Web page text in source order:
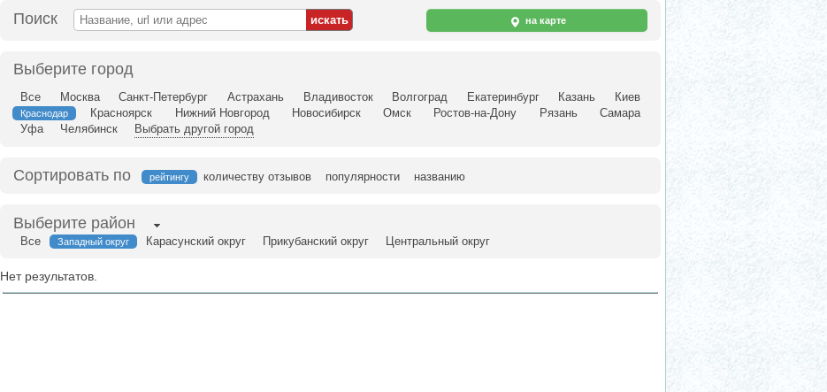
Поиск на карте
Выберите город
Все Москва Санкт-Петербург Астрахань Владивосток Волгоград Екатеринбург Казань Киев
Краснодар Красноярск Нижний Новгород Новосибирск Омск Ростов-на-Дону Рязань
Самара
Уфа
Челябинск Выбрать другой город
Сортировать по рейтингу количеству отзывов популярности названию
Выберите район
Все Западный округ Карасунский округ Прикубанский округ Центральный округ
Нет результатов.